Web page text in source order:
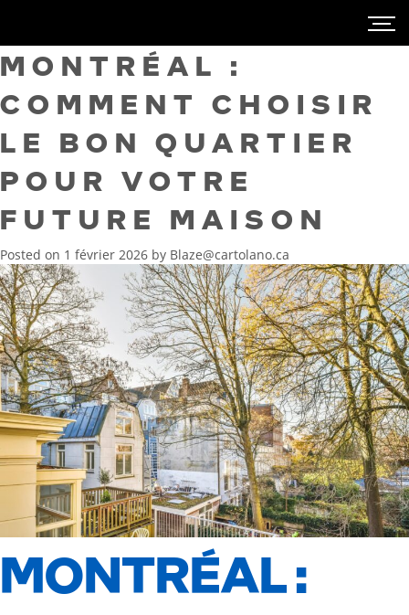
MONTRÉAL :
COMMENT CHOISIR
LE BON QUARTIER
POUR VOTRE
FUTURE MAISON
Posted on 1 février 2026 by Blaze@cartolano.ca
MONTRÉAL :